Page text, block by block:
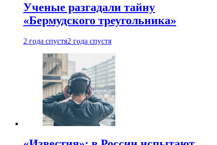
Ученые разгадали тайну
«Бермудского треугольника»
2 года спустя2 года спустя